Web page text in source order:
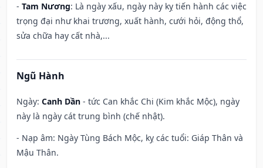
- Tam Nương: Là ngày xấu, ngày này kỵ tiến hành các việc
trọng đại như khai trương, xuất hành, cưới hỏi, động thổ,
sửa chữa hay cất nhà,...
Ngũ Hành
Ngày: Canh Dần - tức Can khắc Chi (Kim khắc Mộc), ngày
này là ngày cát trung bình (chế nhật).
- Nạp âm: Ngày Tùng Bách Mộc, kỵ các tuổi: Giáp Thân và
Mậu Thân.